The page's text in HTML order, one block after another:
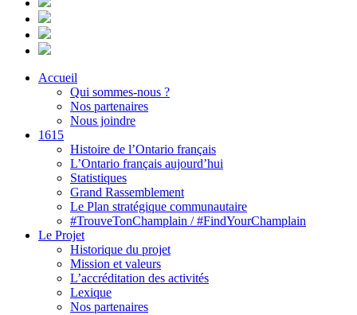
Accueil
Qui sommes-nous ?
Nos partenaires
Nous joindre
1615
Histoire de l’Ontario français
L’Ontario français aujourd’hui
Statistiques
Grand Rassemblement
Le Plan stratégique communautaire
#TrouveTonChamplain / #FindYourChamplain
Le Projet
Historique du projet
Mission et valeurs
L’accréditation des activités
Lexique
Nos partenaires